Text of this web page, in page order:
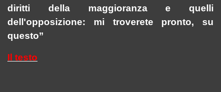
diritti della maggioranza e quelli
dell'opposizione: mi troverete pronto, su
questo”
Il testo